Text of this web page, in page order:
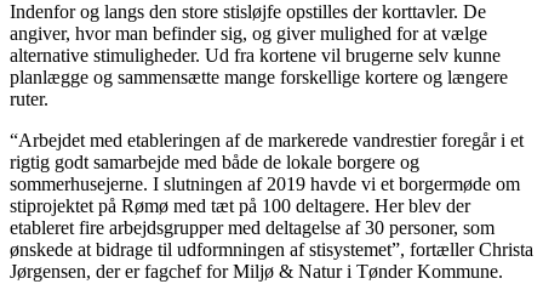
Indenfor og langs den store stisløjfe opstilles der korttavler. De
angiver, hvor man befinder sig, og giver mulighed for at vælge
alternative stimuligheder. Ud fra kortene vil brugerne selv kunne
planlægge og sammensætte mange forskellige kortere og længere
ruter.
“Arbejdet med etableringen af de markerede vandrestier foregår i et
rigtig godt samarbejde med både de lokale borgere og
sommerhusejerne. I slutningen af 2019 havde vi et borgermøde om
stiprojektet på Rømø med tæt på 100 deltagere. Her blev der
etableret fire arbejdsgrupper med deltagelse af 30 personer, som
ønskede at bidrage til udformningen af stisystemet”, fortæller Christa
Jørgensen, der er fagchef for Miljø & Natur i Tønder Kommune.